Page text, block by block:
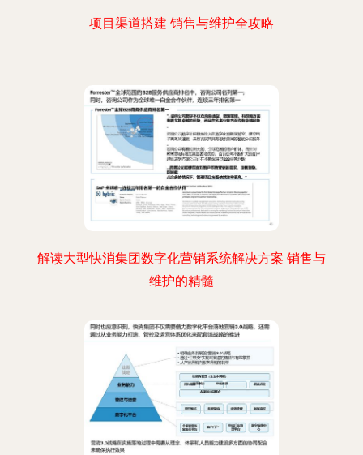
项目渠道搭建 销售与维护全攻略
解读大型快消集团数字化营销系统解决方案 销售与
维护的精髓